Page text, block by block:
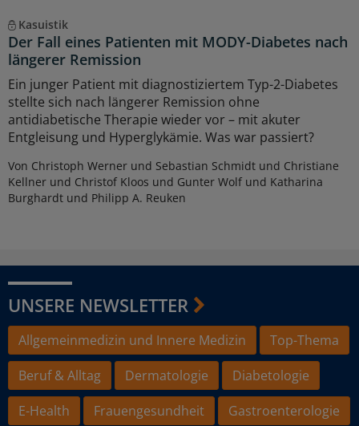
Kasuistik
Der Fall eines Patienten mit MODY-Diabetes nach
längerer Remission
Ein junger Patient mit diagnostiziertem Typ-2-Diabetes
stellte sich nach längerer Remission ohne
antidiabetische Therapie wieder vor – mit akuter
Entgleisung und Hyperglykämie. Was war passiert?
Von Christoph Werner und Sebastian Schmidt und Christiane
Kellner und Christof Kloos und Gunter Wolf und Katharina
Burghardt und Philipp A. Reuken
UNSERE NEWSLETTER
Allgemeinmedizin und Innere Medizin
Top-Thema
Beruf & Alltag
Dermatologie
Diabetologie
E-Health
Frauengesundheit
Gastroenterologie